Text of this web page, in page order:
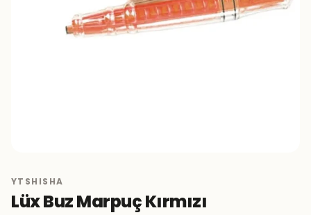
YTSHISHA
Lüx Buz Marpuç Kırmızı